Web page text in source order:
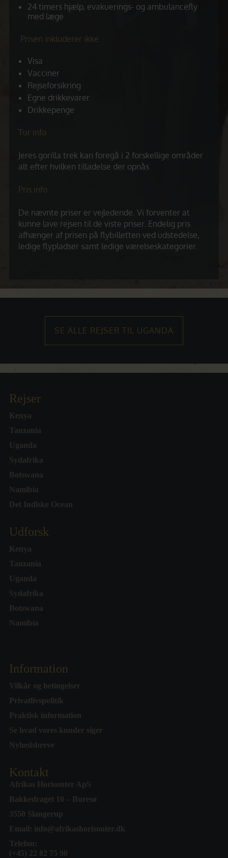
24 timers hjælp, evakuerings- og ambulancefly
med læge
Prisen inkluderer ikke
Visa
Vacciner
Rejseforsikring
Egne drikkevarer
Drikkepenge
Tur info
Jeres gorilla trek kan foregå i 2 forskellige områder
alt efter hvilken tilladelse der opnås
Pris info
De nævnte priser er vejledende. Vi forventer at
kunne lave rejsen til de viste priser. Endelig pris
afhænger af prisen på flybilletten ved udstedelse,
ledige flypladser samt ledige værelseskategorier.
SE ALLE REJSER TIL UGANDA
Rejser
Kenya
Tanzania
Uganda
Sydafrika
Botswana
Namibia
Det Indiske Ocean
Udforsk
Kenya
Tanzania
Uganda
Sydafrika
Botswana
Namibia
Information
Vilkår og betingelser
Privatlivspolitik
Praktisk information
Se hvad vores kunder siger
Nyhedsbreve
Kontakt
Afrikas Horisonter ApS
Bakkedraget 10 – Buresø
3550 Slangerup
Email: info@afrikashorisonter.dk
Telefon:
(+45) 22 82 75 90